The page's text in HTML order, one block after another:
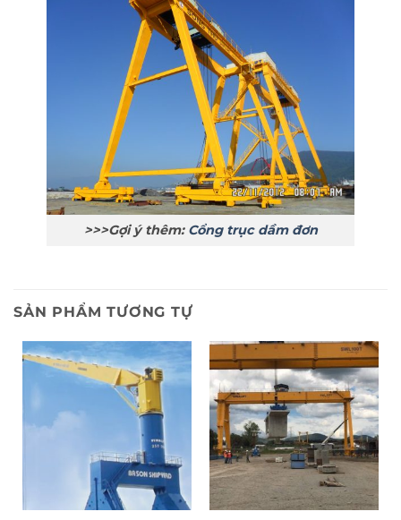
>>>Gợi ý thêm: Cổng trục dầm đơn
SẢN PHẨM TƯƠNG TỰ